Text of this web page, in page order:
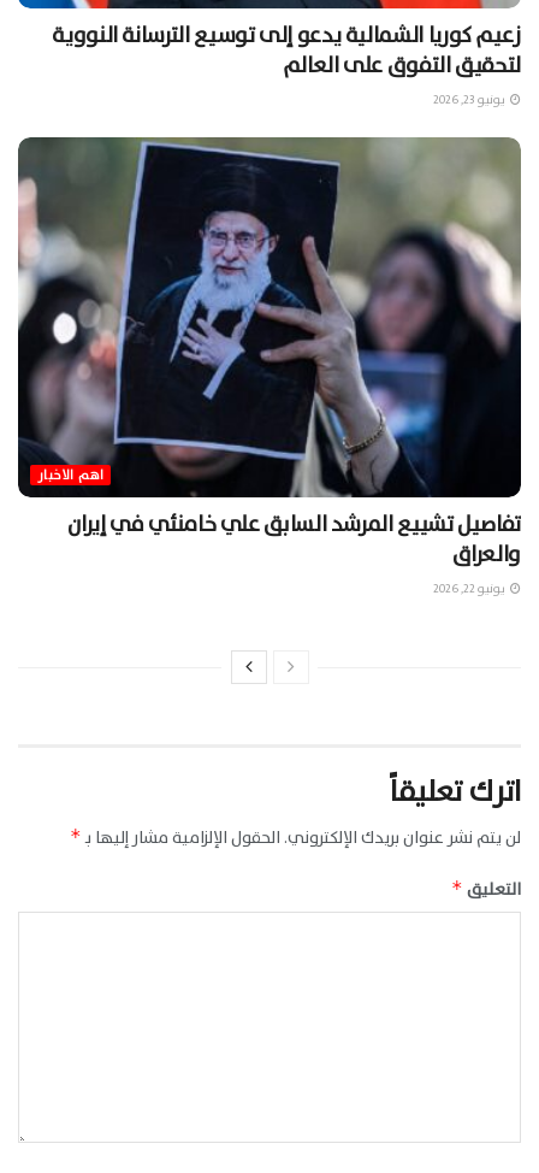
زعيم كوريا الشمالية يدعو إلى توسيع الترسانة النووية
لتحقيق التفوق على العالم
يونيو 23, 2026
اهم الاخبار
تفاصيل تشييع المرشد السابق علي خامنئي في إيران
والعراق
يونيو 22, 2026
اترك تعليقاً
لن يتم نشر عنوان بريدك الإلكتروني. الحقول الإلزامية مشار إليها بـ*
التعليق *